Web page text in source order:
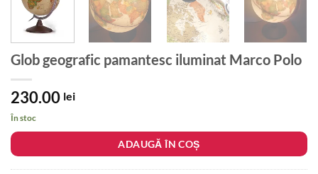
Glob geografic pamantesc iluminat Marco Polo
230.00 lei
În stoc
ADAUGĂ ÎN COȘ